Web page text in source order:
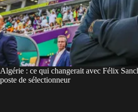
Algérie : ce qui changerait avec Félix
poste de sélectionneur